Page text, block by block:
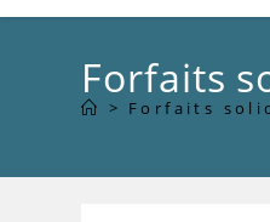
Forfaits
> Forfaits